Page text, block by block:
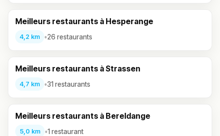
Meilleurs restaurants à Hesperange
4,2 km •26 restaurants
Meilleurs restaurants à Strassen
4,7 km •31 restaurants
Meilleurs restaurants à Bereldange
5,0 km •1 restaurant